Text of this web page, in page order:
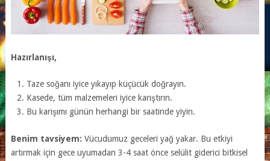
Hazırlanışı,
Taze soğanı iyice yıkayıp küçücük doğrayın.
Kasede, tüm malzemeleri iyice karıştırın.
Bu karışımı günün herhangi bir saatinde yiyin.
Benim tavsiyem: Vücudumuz geceleri yağ yakar. Bu etkiyi
artırmak için gece uyumadan 3-4 saat önce selülit giderici bitkisel